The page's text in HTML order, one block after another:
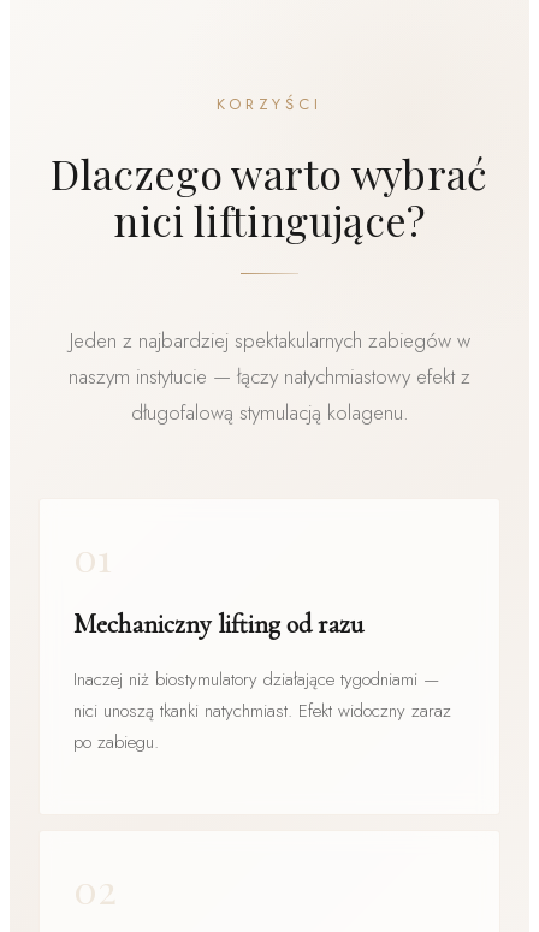
KORZYŚCI
Dlaczego warto wybrać
nici liftingujące?
Jeden z najbardziej spektakularnych zabiegów w
naszym instytucie — łączy natychmiastowy efekt z
długofalową stymulacją kolagenu.
01
Mechaniczny lifting od razu
Inaczej niż biostymulatory działające tygodniami —
nici unoszą tkanki natychmiast. Efekt widoczny zaraz
po zabiegu.
02